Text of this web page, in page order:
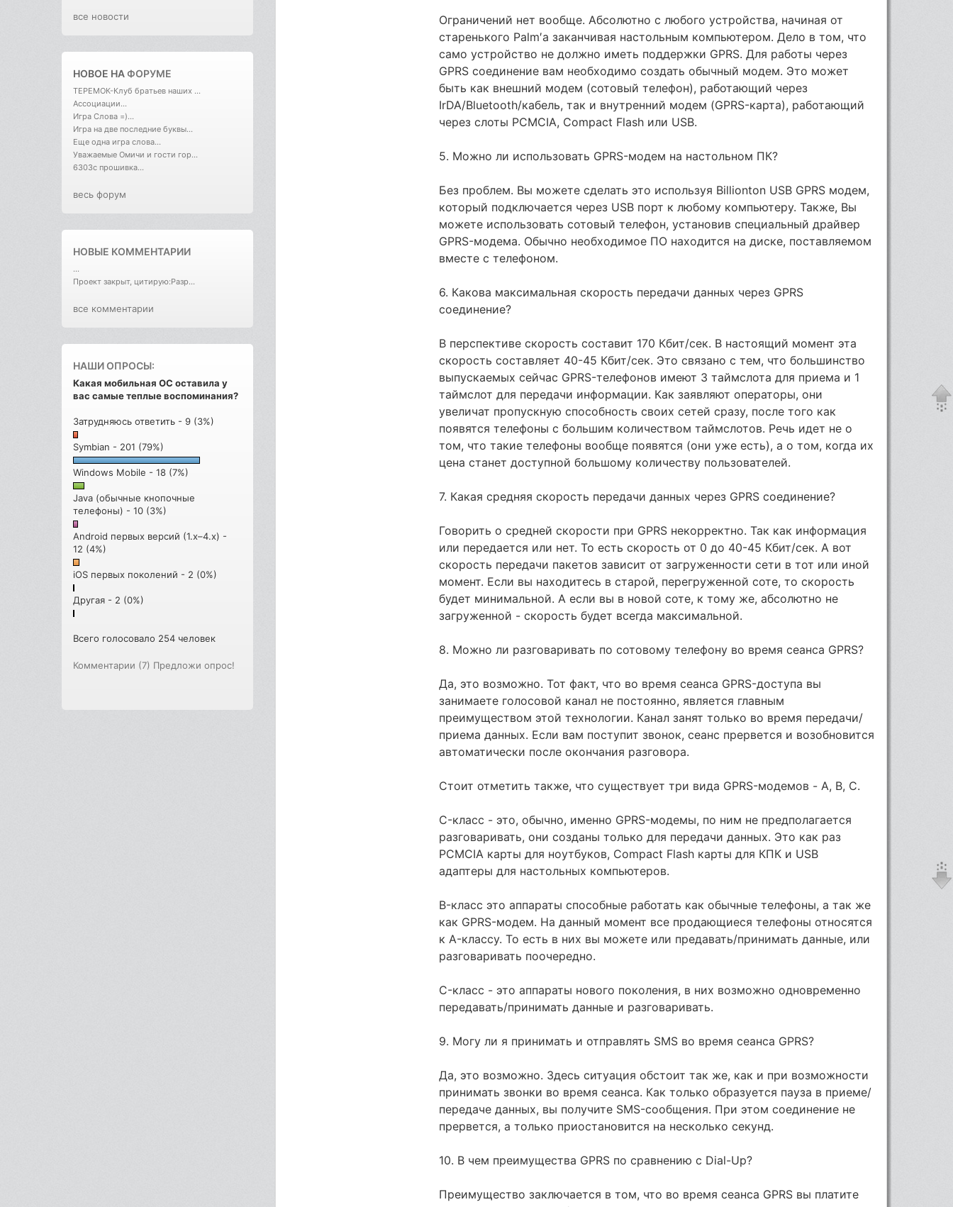
все новости
НОВОЕ НАФОРУМЕ
ТЕРЕМОК-Клуб братьев наших ...
Ассоциации...
Игра Слова =)...
Игра на две последние буквы...
Еще одна игра слова...
Уважаемые Омичи и гости гор...
6303с прошивка...
весь форум
НОВЫЕ КОММЕНТАРИИ
...
Проект закрыт, цитирую:Разр...
все комментарии
НАШИ ОПРОСЫ:
Какая мобильная ОС оставила у
вас самые теплые воспоминания?
Затрудняюсь ответить - 9 (3%)
Symbian - 201 (79%)
Windows Mobile - 18 (7%)
Java (обычные кнопочные
телефоны) - 10 (3%)
Android первых версий (1.x–4.x) -
12 (4%)
iOS первых поколений - 2 (0%)
Другая - 2 (0%)
Всего голосовало 254 человек
Комментарии (7) Предложи опрос!
Ограничений нет вообще. Абсолютно с любого устройства, начиная от
старенького Palm′а заканчивая настольным компьютером. Дело в том, что
само устройство не должно иметь поддержки GPRS. Для работы через
GPRS соединение вам необходимо создать обычный модем. Это может
быть как внешний модем (сотовый телефон), работающий через
IrDA/Bluetooth/кабель, так и внутренний модем (GPRS-карта), работающий
через слоты PCMCIA, Compact Flash или USB.
5. Можно ли использовать GPRS-модем на настольном ПК?
Без проблем. Вы можете сделать это используя Billionton USB GPRS модем,
который подключается через USB порт к любому компьютеру. Также, Вы
можете использовать сотовый телефон, установив специальный драйвер
GPRS-модема. Обычно необходимое ПО находится на диске, поставляемом
вместе с телефоном.
6. Какова максимальная скорость передачи данных через GPRS
соединение?
В перспективе скорость составит 170 Кбит/сек. В настоящий момент эта
скорость составляет 40-45 Кбит/сек. Это связано с тем, что большинство
выпускаемых сейчас GPRS-телефонов имеют 3 таймслота для приема и 1
таймслот для передачи информации. Как заявляют операторы, они
увеличат пропускную способность своих сетей сразу, после того как
появятся телефоны с большим количеством таймслотов. Речь идет не о
том, что такие телефоны вообще появятся (они уже есть), а о том, когда их
цена станет доступной большому количеству пользователей.
7. Какая средняя скорость передачи данных через GPRS соединение?
Говорить о средней скорости при GPRS некорректно. Так как информация
или передается или нет. То есть скорость от 0 до 40-45 Кбит/сек. А вот
скорость передачи пакетов зависит от загруженности сети в тот или иной
момент. Если вы находитесь в старой, перегруженной соте, то скорость
будет минимальной. А если вы в новой соте, к тому же, абсолютно не
загруженной - скорость будет всегда максимальной.
8. Можно ли разговаривать по сотовому телефону во время сеанса GPRS?
Да, это возможно. Тот факт, что во время сеанса GPRS-доступа вы
занимаете голосовой канал не постоянно, является главным
преимуществом этой технологии. Канал занят только во время передачи/
приема данных. Если вам поступит звонок, сеанс прервется и возобновится
автоматически после окончания разговора.
Стоит отметить также, что существует три вида GPRS-модемов - A, B, C.
C-класс - это, обычно, именно GPRS-модемы, по ним не предполагается
разговаривать, они созданы только для передачи данных. Это как раз
PCMCIA карты для ноутбуков, Compact Flash карты для КПК и USB
адаптеры для настольных компьютеров.
B-класс это аппараты способные работать как обычные телефоны, а так же
как GPRS-модем. На данный момент все продающиеся телефоны относятся
к A-классу. То есть в них вы можете или предавать/принимать данные, или
разговаривать поочередно.
C-класс - это аппараты нового поколения, в них возможно одновременно
передавать/принимать данные и разговаривать.
9. Могу ли я принимать и отправлять SMS во время сеанса GPRS?
Да, это возможно. Здесь ситуация обстоит так же, как и при возможности
принимать звонки во время сеанса. Как только образуется пауза в приеме/
передаче данных, вы получите SMS-сообщения. При этом соединение не
прервется, а только приостановится на несколько секунд.
10. В чем преимущества GPRS по сравнению с Dial-Up?
Преимущество заключается в том, что во время сеанса GPRS вы платите